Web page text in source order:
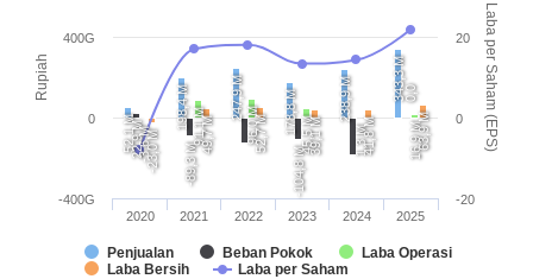
Rupiah Laba per Saham (EPS)
52,1 M
198,4 M 247,9 M 178,8 M 238,9 M 343,3 M
22,9 M
-89,3 M -104,8 M
0,0
-3,6 M 91,1 M 96,0 M 45,5 M 1,3 M 16,9 M
-23,0 M 49,7 M 52,7 M 39,1 M 41,8 M 63,9 M
Penjualan Beban Pokok
Laba Operasi
Laba Bersih
Laba per Saham
2020 2021 2022 2023 2024 2025
-400G
0
400G
-20
0
20